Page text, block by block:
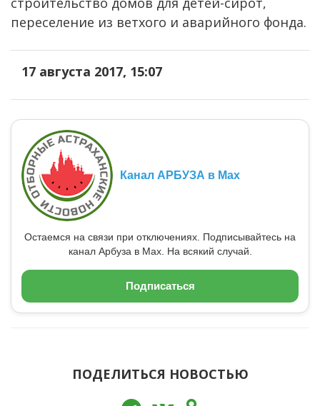
переселение из ветхого и аварийного фонда.
17 августа 2017, 15:07
Канал АРБУЗА в Max
Остаемся на связи при отключениях. Подписывайтесь на
канал Арбуза в Max. На всякий случай.
Подписаться
ПОДЕЛИТЬСЯ НОВОСТЬЮ